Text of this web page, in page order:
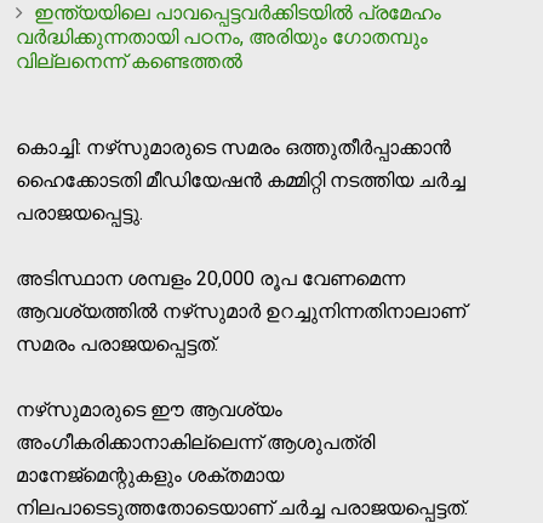
ഇന്ത്യയിലെ പാവപ്പെട്ടവര്‍ക്കിടയില്‍ പ്രമേഹം
വര്‍ദ്ധിക്കുന്നതായി പഠനം, അരിയും ഗോതമ്പും
വില്ലനെന്ന് കണ്ടെത്തല്‍
കൊച്ചി: നഴ്‌സുമാരുടെ സമരം ഒത്തുതീര്‍പ്പാക്കാന്‍
ഹൈക്കോടതി മീഡിയേഷന്‍ കമ്മിറ്റി നടത്തിയ ചര്‍ച്ച
പരാജയപ്പെട്ടു.
അടിസ്ഥാന ശമ്പളം 20,000 രൂപ വേണമെന്ന
ആവശ്യത്തില്‍ നഴ്‌സുമാര്‍ ഉറച്ചുനിന്നതിനാലാണ്
സമരം പരാജയപ്പെട്ടത്.
നഴ്‌സുമാരുടെ ഈ ആവശ്യം
അംഗീകരിക്കാനാകില്ലെന്ന് ആശുപത്രി
മാനേജ്‌മെന്റുകളും ശക്തമായ
നിലപാടെടുത്തതോടെയാണ് ചര്‍ച്ച പരാജയപ്പെട്ടത്.